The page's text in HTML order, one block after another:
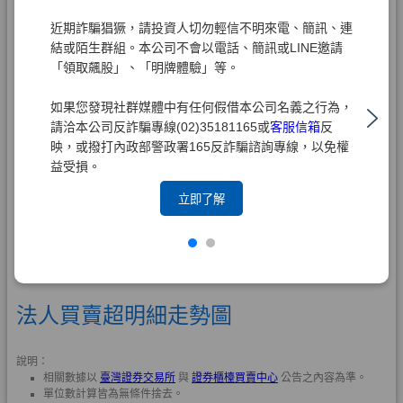
近期詐騙猖獗，請投資人切勿輕信不明來電、簡訊、連
結或陌生群組。本公司不會以電話、簡訊或LINE邀請
「領取飆股」、「明牌體驗」等。
如果您發現社群媒體中有任何假借本公司名義之行為，
請洽本公司反詐騙專線(02)35181165或客服信箱反
映，或撥打內政部警政署165反詐騙諮詢專線，以免權
益受損。
立即了解